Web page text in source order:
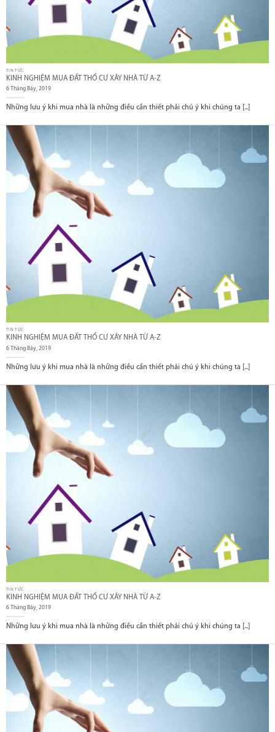
TIN TỨC
KINH NGHIỆM MUA ĐẤT THỔ CƯ XÂY NHÀ TỪ A-Z
6 Tháng Bảy, 2019
Những lưu ý khi mua nhà là những điều cần thiết phải chú ý khi chúng ta [...]
TIN TỨC
KINH NGHIỆM MUA ĐẤT THỔ CƯ XÂY NHÀ TỪ A-Z
6 Tháng Bảy, 2019
Những lưu ý khi mua nhà là những điều cần thiết phải chú ý khi chúng ta [...]
TIN TỨC
KINH NGHIỆM MUA ĐẤT THỔ CƯ XÂY NHÀ TỪ A-Z
6 Tháng Bảy, 2019
Những lưu ý khi mua nhà là những điều cần thiết phải chú ý khi chúng ta [...]